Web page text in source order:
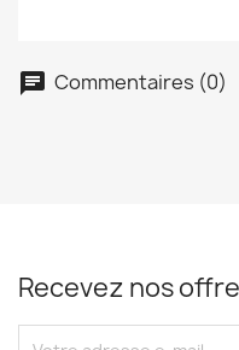
chat Commentaires (0)
Recevez nos